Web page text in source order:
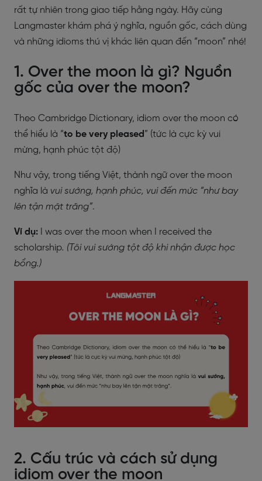
rất tự nhiên trong giao tiếp hằng ngày. Hãy cùng
Langmaster khám phá ý nghĩa, nguồn gốc, cách dùng
và những idioms thú vị khác liên quan đến “moon” nhé!
1. Over the moon là gì? Nguồn
gốc của over the moon?
Theo Cambridge Dictionary, idiom over the moon có
thể hiểu là “to be very pleased” (tức là cực kỳ vui
mừng, hạnh phúc tột độ)
Như vậy, trong tiếng Việt, thành ngữ over the moon
nghĩa là vui sướng, hạnh phúc, vui đến mức “như bay
lên tận mặt trăng”.
Ví dụ:
I was over the moon when I received the
scholarship. (Tôi vui sướng tột độ khi nhận được học
bổng.)
2. Cấu trúc và cách sử dụng
idiom over the moon